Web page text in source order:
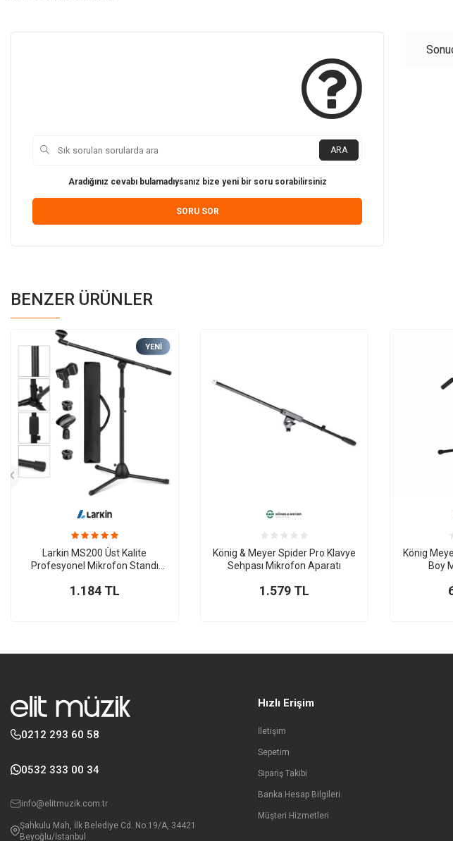
ARA
Aradığınız cevabı bulamadıysanız bize yeni bir soru sorabilirsiniz
SORU SOR
BENZER ÜRÜNLER
YENI
Larkin MS200 Üst Kalite
Profesyonel Mikrofon Standı
1.184TL
König & Meyer Spider Pro Klavye
Sehpası Mikrofon Aparatı
1.579TL
König
Boy
Hızlı Erişim
İletişim
Sepetim
Sipariş Takibi
Banka Hesap Bilgileri
Müşteri Hizmetleri
0212 293 60 58
0532 333 00 34
info@elitmuzik.com.tr
Şahkulu Mah, İlk Belediye Cd. No:19/A, 34421
Beyoğlu/İstanbul